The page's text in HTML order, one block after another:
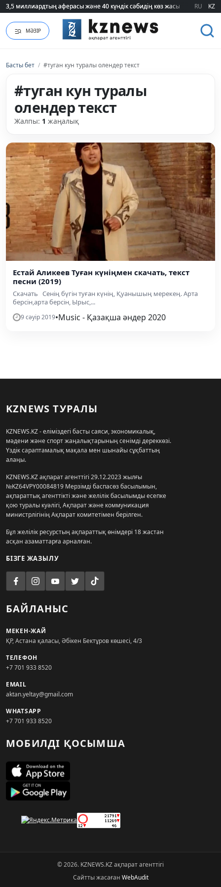
3,5 миллиардтың аферасы және 40 күндік сәбидің көз жасы:
3,5 миллиардтың аферасы және 40 күндік сәбидің көз жасы: RU KZ
МӘЗІР
Басты бет / #туган кун туралы олендер текст
#туган кун туралы
олендер текст
Жалпы: 1 жаңалық
Естай Аликеев Туған күніңмен скачать, текст
песни (2019)
Скачать Сенің бүгін туған күнің, Қуанышың мерекең. Арта
берсін,арта берсін, Ырыс,...
9 сәуір 2019•Music - Қазақша әндер 2020
KZNEWS ТУРАЛЫ
KZNEWS.KZ - еліміздегі басты саяси, экономикалық,
мәдени және спорт жаңалықтарының сенімді дереккөзі.
Үздік сараптамалық мақала мен шынайы сұқбаттың
алаңы.
KZNEWS.KZ ақпарат агенттігі 29.12.2023 жылғы
№KZ64VPY00084819 Мерзімді баспасөз басылымын,
ақпараттық агенттікті және желілік басылымды есепке
қою туралы куәлігі, Ақпарат және коммуникация
министрлігінің Ақпарат комитетімен берілген.
Бұл желілік ресурстың ақпараттық өнімдері 18 жастан
асқан азаматтарға арналған.
БІЗГЕ ЖАЗЫЛУ
БАЙЛАНЫС
МЕКЕН-ЖАЙ
ҚР, Астана қаласы, Әбікен Бектұров көшесі, 4/3
ТЕЛЕФОН
+7 701 933 8520
EMAIL
aktan.yeltay@gmail.com
WHATSAPP
+7 701 933 8520
МОБИЛДІ ҚОСЫМША
© 2026. KZNEWS.KZ ақпарат агенттігі
Сайтты жасаған WebAudit